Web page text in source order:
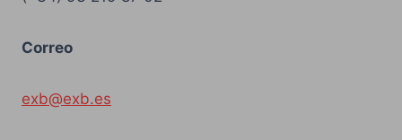
Correo
exb@exb.es